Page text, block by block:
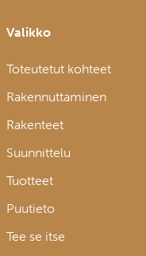
Valikko
Toteutetut kohteet
Rakennuttaminen
Rakenteet
Suunnittelu
Tuotteet
Puutieto
Tee se itse